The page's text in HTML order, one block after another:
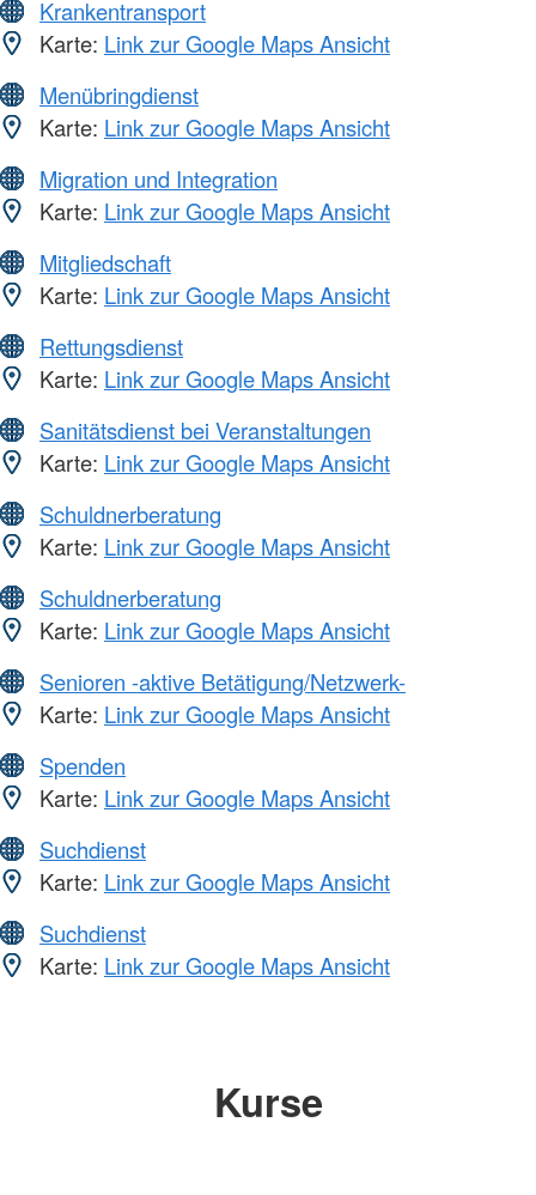
Krankentransport
Karte: Link zur Google Maps Ansicht
Menübringdienst
Karte: Link zur Google Maps Ansicht
Migration und Integration
Karte: Link zur Google Maps Ansicht
Mitgliedschaft
Karte: Link zur Google Maps Ansicht
Rettungsdienst
Karte: Link zur Google Maps Ansicht
Sanitätsdienst bei Veranstaltungen
Karte: Link zur Google Maps Ansicht
Schuldnerberatung
Karte: Link zur Google Maps Ansicht
Schuldnerberatung
Karte: Link zur Google Maps Ansicht
Senioren -aktive Betätigung/Netzwerk-
Karte: Link zur Google Maps Ansicht
Spenden
Karte: Link zur Google Maps Ansicht
Suchdienst
Karte: Link zur Google Maps Ansicht
Suchdienst
Karte: Link zur Google Maps Ansicht
Kurse